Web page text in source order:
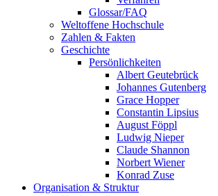
Glossar/FAQ
Weltoffene Hochschule
Zahlen & Fakten
Geschichte
Persönlichkeiten
Albert Geutebrück
Johannes Gutenberg
Grace Hopper
Constantin Lipsius
August Föppl
Ludwig Nieper
Claude Shannon
Norbert Wiener
Konrad Zuse
Organisation & Struktur